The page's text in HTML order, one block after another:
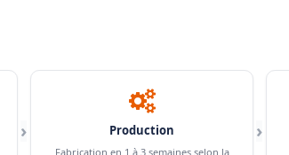
› Production
Fabrication en 1 à 3 semaines selon la
›